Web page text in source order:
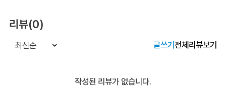
리뷰(0)
최신순 글쓰기전체리뷰보기
작성된 리뷰가 없습니다.